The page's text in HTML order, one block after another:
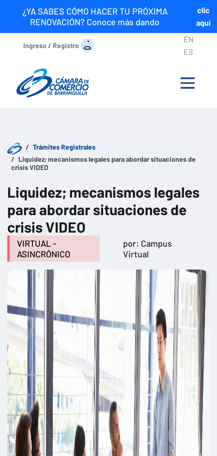
¿YA SABES CÓMO HACER TU PRÓXIMA
RENOVACIÓN? Conoce más dando
clic
aquí
Ingreso / Registro
EN
ES
Trámites Registrales
Liquidez; mecanismos legales para abordar situaciones de
crisis VIDEO
Liquidez; mecanismos legales
para abordar situaciones de
crisis VIDEO
VIRTUAL -
ASINCRÓNICO
por: Campus
Virtual